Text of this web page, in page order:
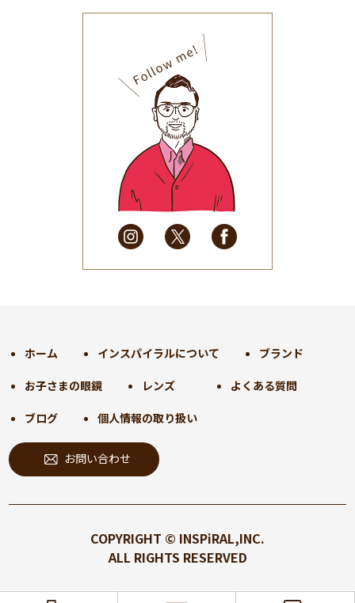
(32)
2025年9月(30)
2025年8月(31)
2025年7月(37)
2025年6月(48)
2025年5月
(41)
2025年4月
(32)
2025年3月(31)
2025年2月
(28)
2025年1月
(34)
2024年9月(30)
2024年7月(31)
2024年6月(30)
2024年5月
2024年4月 (32)
2024年2月(31)
2024年1月(45)
2023年12月(31)
ホーム インスパイラルについて ブランド
お子さまの眼鏡 レンズ よくある質問
ブログ 個人情報の取り扱い
お問い合わせ
COPYRIGHT © INSPiRAL,INC.
ALL RIGHTS RESERVED